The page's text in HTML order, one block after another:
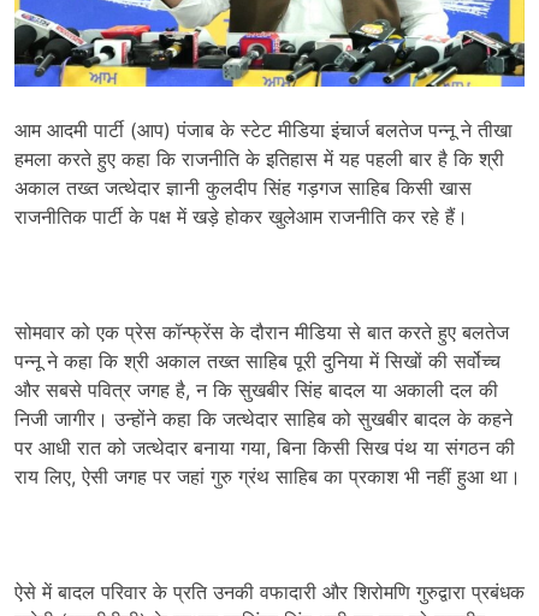
आम आदमी पार्टी (आप) पंजाब के स्टेट मीडिया इंचार्ज बलतेज पन्नू ने तीखा
हमला करते हुए कहा कि राजनीति के इतिहास में यह पहली बार है कि श्री
अकाल तख्त जत्थेदार ज्ञानी कुलदीप सिंह गड़गज साहिब किसी खास
राजनीतिक पार्टी के पक्ष में खड़े होकर खुलेआम राजनीति कर रहे हैं।
सोमवार को एक प्रेस कॉन्फ्रेंस के दौरान मीडिया से बात करते हुए बलतेज
पन्नू ने कहा कि श्री अकाल तख्त साहिब पूरी दुनिया में सिखों की सर्वोच्च
और सबसे पवित्र जगह है, न कि सुखबीर सिंह बादल या अकाली दल की
निजी जागीर। उन्होंने कहा कि जत्थेदार साहिब को सुखबीर बादल के कहने
पर आधी रात को जत्थेदार बनाया गया, बिना किसी सिख पंथ या संगठन की
राय लिए, ऐसी जगह पर जहां गुरु ग्रंथ साहिब का प्रकाश भी नहीं हुआ था।
ऐसे में बादल परिवार के प्रति उनकी वफादारी और शिरोमणि गुरुद्वारा प्रबंधक